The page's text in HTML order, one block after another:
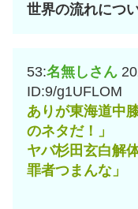
世界の流れにつ
53:名無しさん
ID:9/g1UFLOM
ありが東海道中
のネタだ！」
ヤバ杉田玄白解
罪者つまんな」